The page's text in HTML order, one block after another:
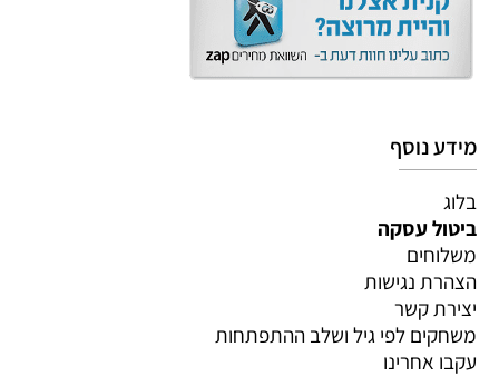
מידע נוסף
בלוג
ביטול עסקה
משלוחים
הצהרת נגישות
יצירת קשר
משחקים לפי גיל ושלב ההתפתחות
עקבו אחרינו